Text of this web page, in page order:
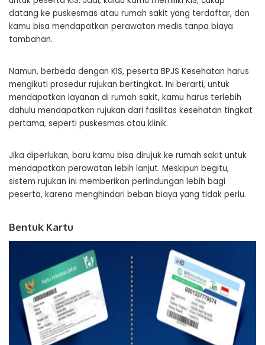
datang ke puskesmas atau rumah sakit yang terdaftar, dan
kamu bisa mendapatkan perawatan medis tanpa biaya
tambahan.
Namun, berbeda dengan KIS, peserta BPJS Kesehatan harus
mengikuti prosedur rujukan bertingkat. Ini berarti, untuk
mendapatkan layanan di rumah sakit, kamu harus terlebih
dahulu mendapatkan rujukan dari fasilitas kesehatan tingkat
pertama, seperti puskesmas atau klinik.
Jika diperlukan, baru kamu bisa dirujuk ke rumah sakit untuk
mendapatkan perawatan lebih lanjut. Meskipun begitu,
sistem rujukan ini memberikan perlindungan lebih bagi
peserta, karena menghindari beban biaya yang tidak perlu.
Bentuk Kartu